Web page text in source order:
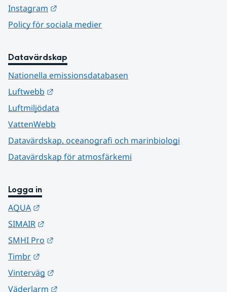
Instagram
Policy för sociala medier
Datavärdskap
Nationella emissionsdatabasen
Luftwebb
Luftmiljödata
VattenWebb
Datavärdskap, oceanografi och marinbiologi
Datavärdskap för atmosfärkemi
Logga in
AQUA
SIMAIR
SMHI Pro
Timbr
Vinterväg
Väderlarm